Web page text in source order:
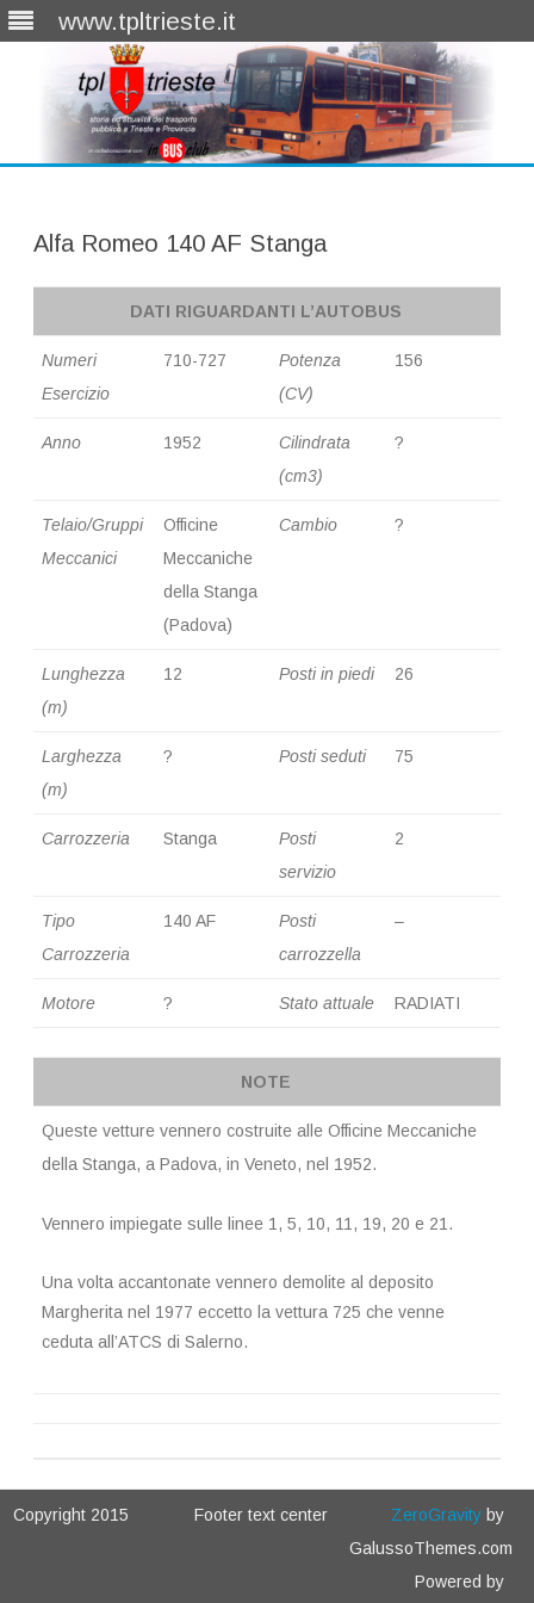
www.tpltrieste.it
Alfa Romeo 140 AF Stanga
DATI RIGUARDANTI L’AUTOBUS
Numeri
Esercizio
710-727
Potenza
(CV)
156
Anno 1952
Cilindrata
(cm3)
?
Telaio/Gruppi
Meccanici
Officine
Meccaniche
della Stanga
(Padova)
Cambio ?
Lunghezza
(m)
12 Posti in piedi 26
Larghezza
(m)
? Posti seduti 75
Carrozzeria Stanga
Posti
servizio
2
Tipo
Carrozzeria
140 AF
Posti
carrozzella
–
Motore ? Stato attuale RADIATI
NOTE
Queste vetture vennero costruite alle Officine Meccaniche
della Stanga, a Padova, in Veneto, nel 1952.
Vennero impiegate sulle linee 1, 5, 10, 11, 19, 20 e 21.
Una volta accantonate vennero demolite al deposito
Margherita nel 1977 eccetto la vettura 725 che venne
ceduta all’ATCS di Salerno.
Copyright 2015 Footer text center ZeroGravityby
GalussoThemes.com
Powered by